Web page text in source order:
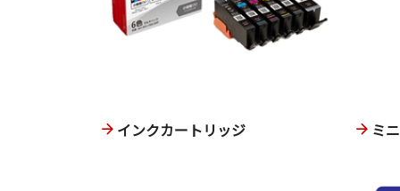
インクカートリッジ ミ